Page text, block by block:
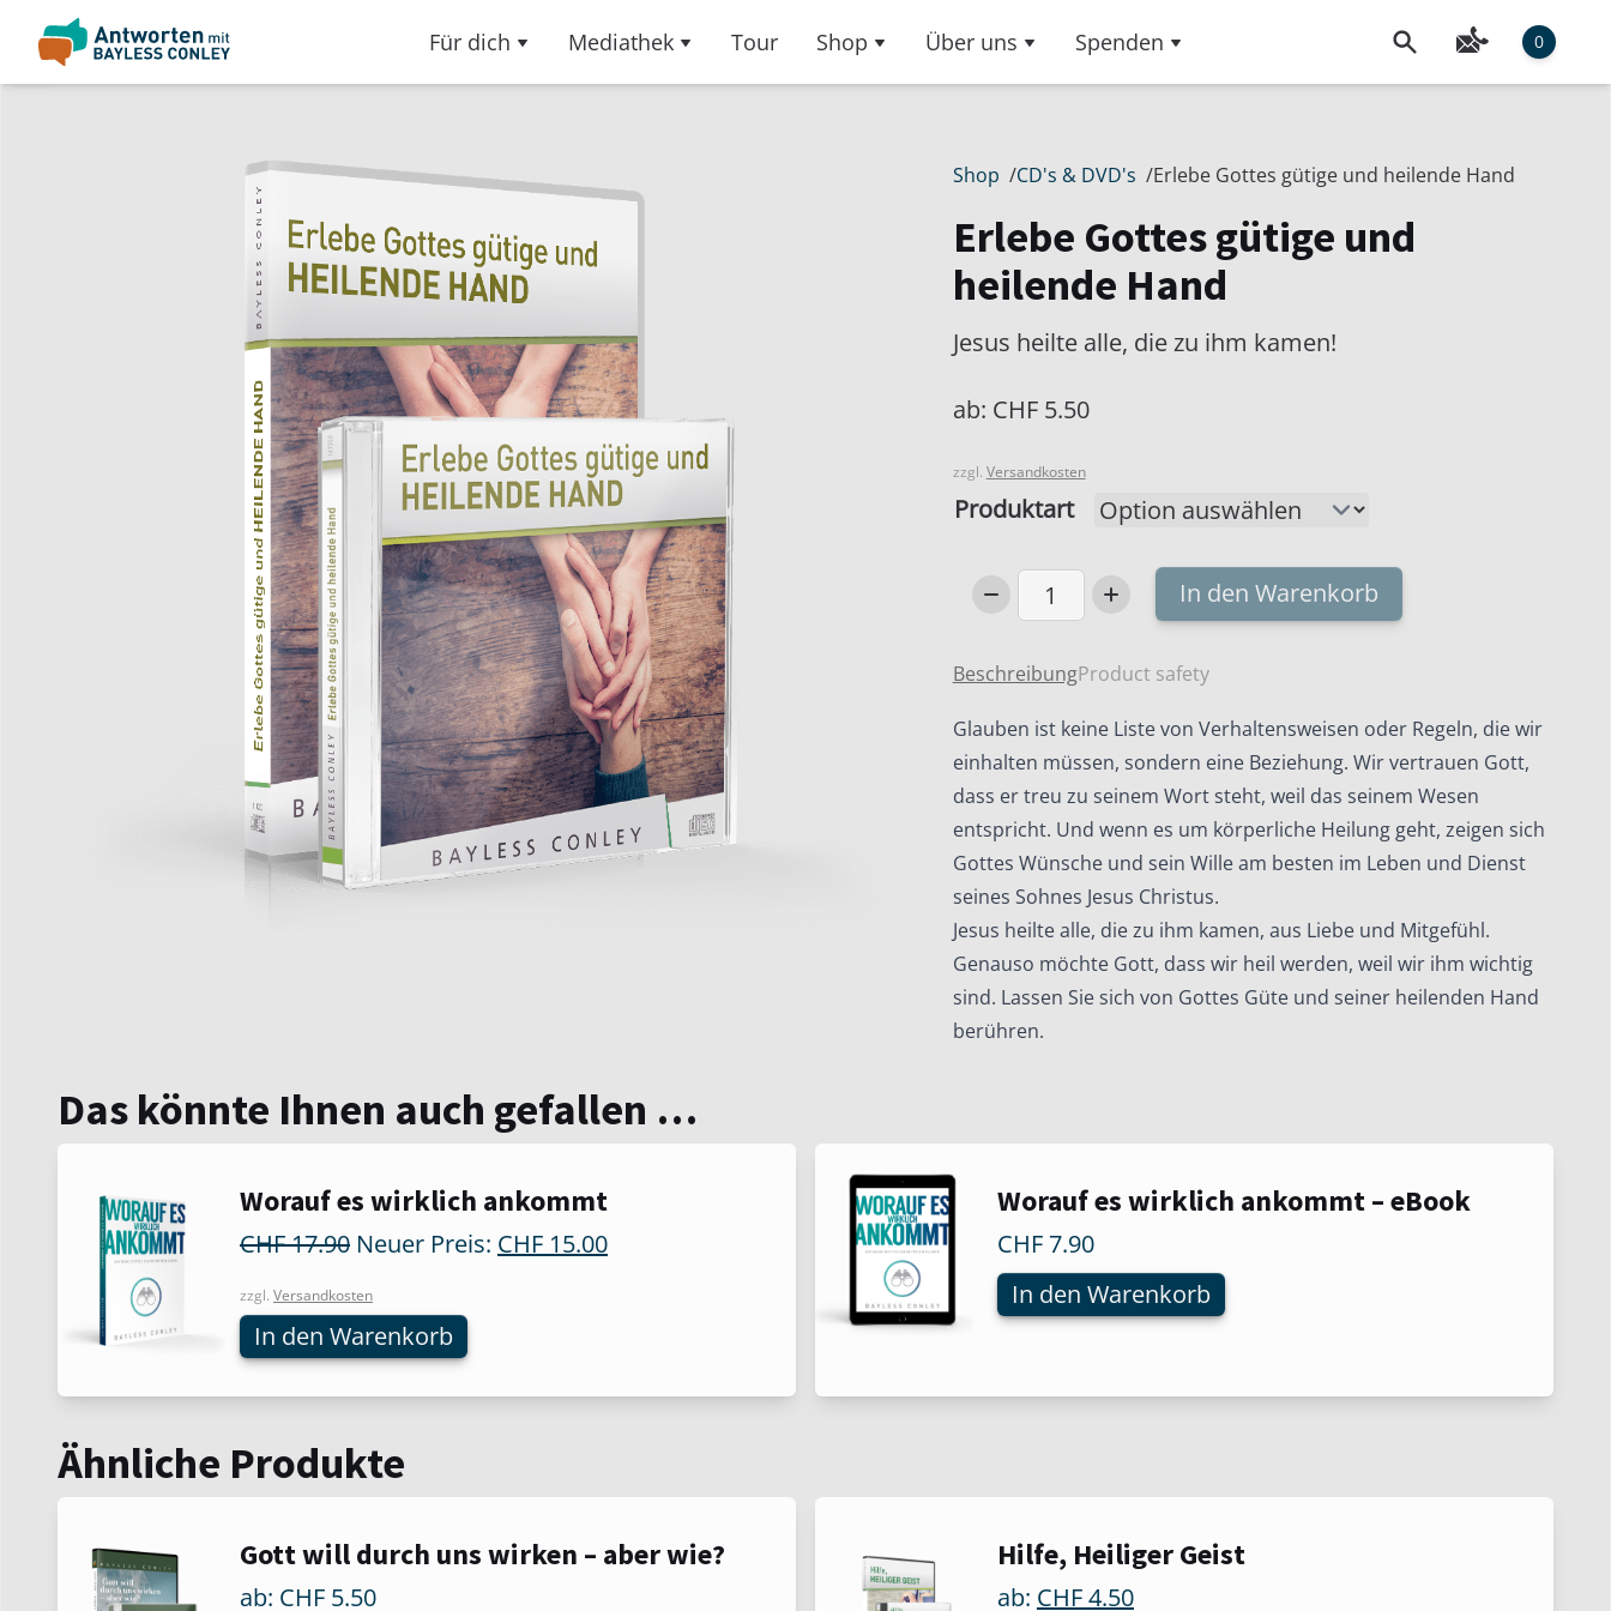
Für dich Mediathek Tour Shop Über uns Spenden 0
Shop /CD's & DVD's /Erlebe Gottes gütige und heilende Hand
Erlebe Gottes gütige und
heilende Hand
Jesus heilte alle, die zu ihm kamen!
ab: CHF5.50
zzgl. Versandkosten
Produktart
Erlebe
gütige
und
heilende
Hand
Menge
In den Warenkorb
BeschreibungProduct safety
Glauben ist keine Liste von Verhaltensweisen oder Regeln, die wir
einhalten müssen, sondern eine Beziehung. Wir vertrauen Gott,
dass er treu zu seinem Wort steht, weil das seinem Wesen
entspricht. Und wenn es um körperliche Heilung geht, zeigen sich
Gottes Wünsche und sein Wille am besten im Leben und Dienst
seines Sohnes Jesus Christus.
Jesus heilte alle, die zu ihm kamen, aus Liebe und Mitgefühl.
Genauso möchte Gott, dass wir heil werden, weil wir ihm wichtig
sind. Lassen Sie sich von Gottes Güte und seiner heilenden Hand
berühren.
Das könnte Ihnen auch gefallen …
Worauf es wirklich ankommt
CHF17.90 Ursprünglicher
war:
CHF 17.90
Neuer Preis: CHF 15.00Aktueller
zzgl. Versandkosten
In den Warenkorb
Worauf es wirklich ankommt – eBook
CHF7.90
In den Warenkorb
Ähnliche Produkte
Gott will durch uns wirken – aber wie?
ab: CHF 5.50
Dieses
Hilfe, Heiliger Geist
ab: CHF4.50
Dieses
Produkt